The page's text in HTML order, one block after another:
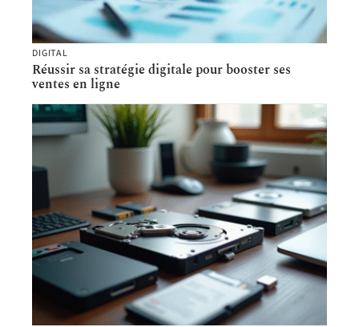
DIGITAL
Réussir sa stratégie digitale pour booster ses
ventes en ligne